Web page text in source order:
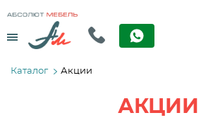
Menu
Каталог Акции
АКЦИИ